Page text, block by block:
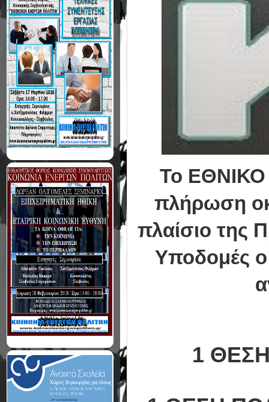
Το
πλήρωση
πλαίσιο της
Υποδομές ο
1